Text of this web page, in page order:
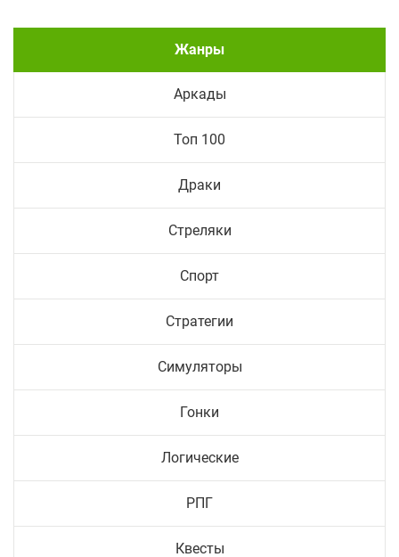
Жанры
Аркады
Топ 100
Драки
Стреляки
Спорт
Стратегии
Симуляторы
Гонки
Логические
РПГ
Квесты